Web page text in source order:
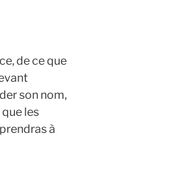
de ce que
son nom,
les
à